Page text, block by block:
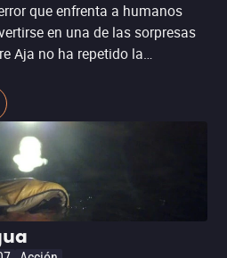
que enfrenta a humanos
en una de las sorpresas
Aja no ha repetido la
en películas como ‘El
definitivamente esta cinta tiene
no pretende exigirle al
pensada para el consumo
favor, pues sus planos cortos y
y entretenida, a
delgada línea entre el horror y
quieres algo que te mantenga